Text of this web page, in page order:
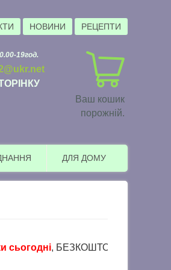
НОВИНИ РЕЦЕПТИ
Ваш кошик
порожній.
19год.
ДЛЯ ДОМУ
, БЕЗКОШТОВНА доставка в